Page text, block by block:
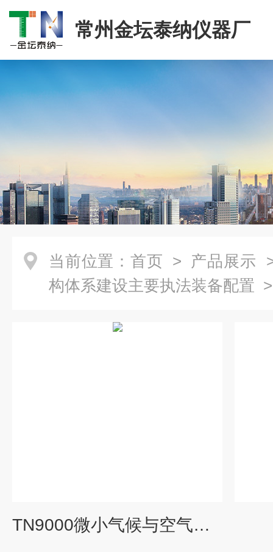
常州金坛泰纳仪器厂
当前位置： 首页 > 产品展示
构体系建设主要执法装备配置
TN9000微小气候与空气质量监测仪